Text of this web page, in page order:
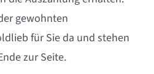
gewohnten
für Sie da und stehen
zur Seite.